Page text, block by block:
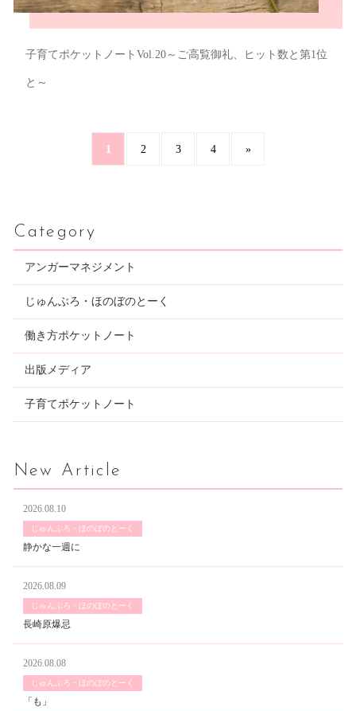
子育てポケットノートVol.20～ご高覧御礼、ヒット数と第1位
と～
1 2 3 4 »
Category
アンガーマネジメント
じゅんぶろ・ほのぼのとーく
働き方ポケットノート
出版メディア
子育てポケットノート
New Article
2026.08.10
じゅんぶろ・ほのぼのとーく
静かな一週に
2026.08.09
じゅんぶろ・ほのぼのとーく
長崎原爆忌
2026.08.08
じゅんぶろ・ほのぼのとーく
「も」